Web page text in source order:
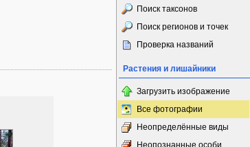
Поиск таксонов
Поиск регионов и точек
Проверка названий
Растения и лишайники
Загрузить изображение
Все фотографии
Неопределённые виды
Неопознанные особи